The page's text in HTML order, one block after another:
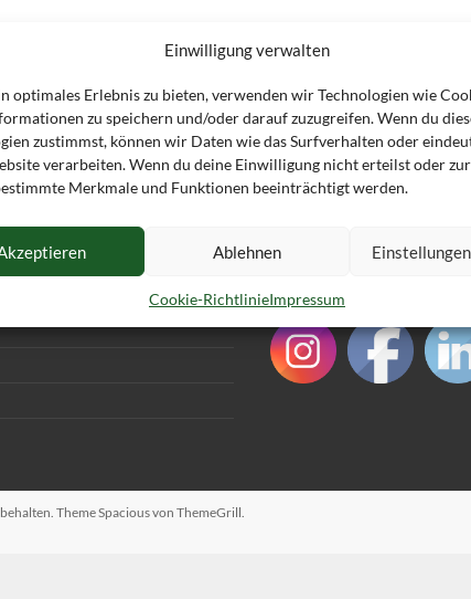
Einwilligung verwalten
optimales Erlebnis zu bieten, verwenden wir Technologien wie
zu speichern und/oder darauf zuzugreifen. Wenn du
zustimmst, können wir Daten wie das Surfverhalten oder
verarbeiten. Wenn du deine Einwilligung nicht erteilst oder
Merkmale und Funktionen beeinträchtigt werden.
Ablehnen
Cookie-RichtlinieImpressum
Keine Kommentare
ThemeSpaciousvon ThemeGrill.